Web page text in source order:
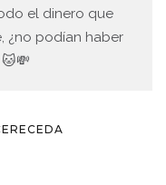
el dinero que
¿no podían haber